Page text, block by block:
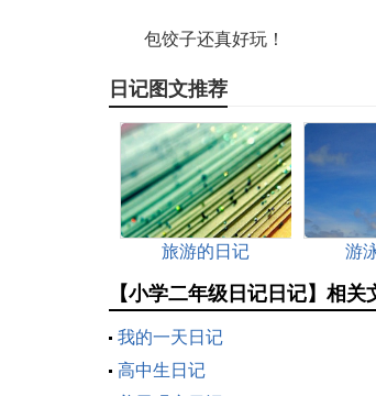
包饺子还真好玩！
日记图文推荐
旅游的日记 游
【小学二年级日记日记】相关
我的一天日记
高中生日记